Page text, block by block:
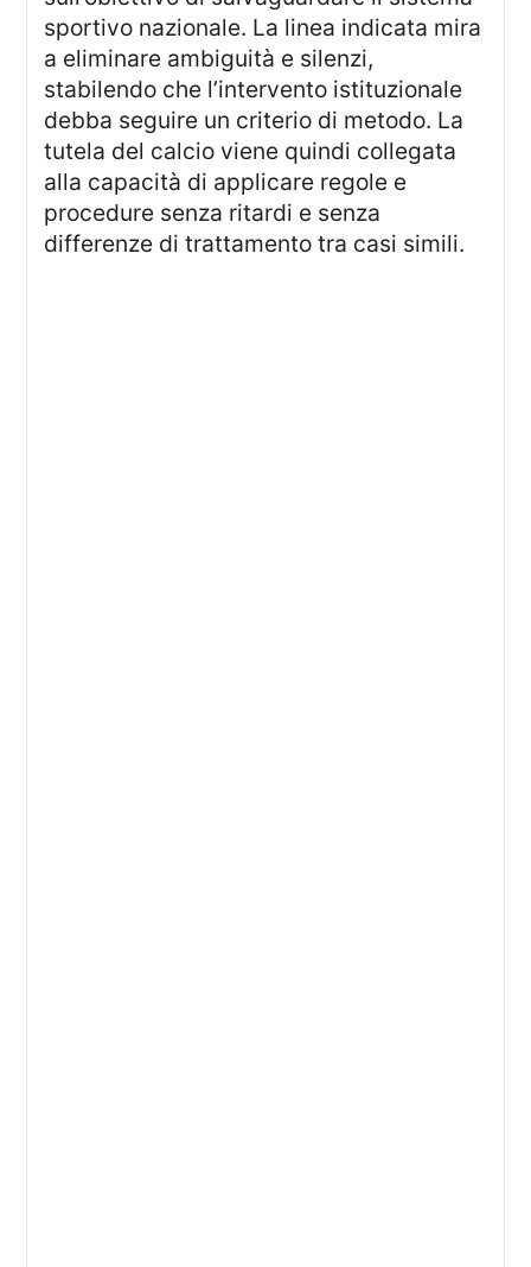
sportivo nazionale. La linea indicata mira
a eliminare ambiguità e silenzi,
stabilendo che l’intervento istituzionale
debba seguire un criterio di metodo. La
tutela del calcio viene quindi collegata
alla capacità di applicare regole e
procedure senza ritardi e senza
differenze di trattamento tra casi simili.